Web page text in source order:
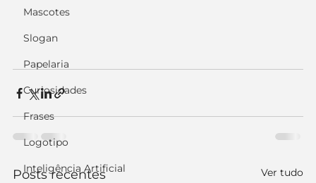
Mascotes
Slogan
Papelaria
Curiosidades
Frases
Logotipo
Inteligência Artificial
Posts recentes Ver tudo